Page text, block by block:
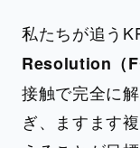
私たちが追う
Resolution（
接触で完全に
ぎ、ますます